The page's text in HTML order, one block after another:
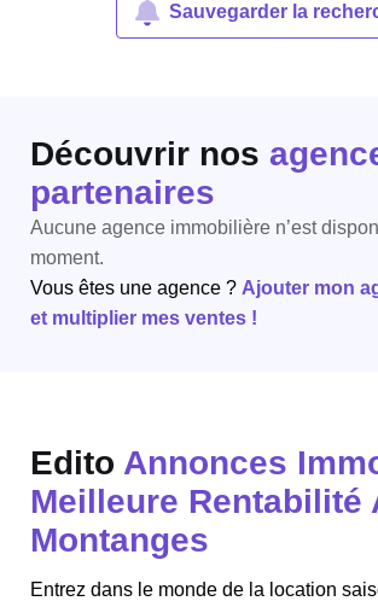
Sauvegarder la
Découvrir nos
partenaires
Aucune agence immobilière n’est
moment.
Vous êtes une agence ? Ajouter mon
et multiplier mes ventes !
Edito Annonces
Meilleure Rentabilité
Montanges
Entrez dans le monde de la location